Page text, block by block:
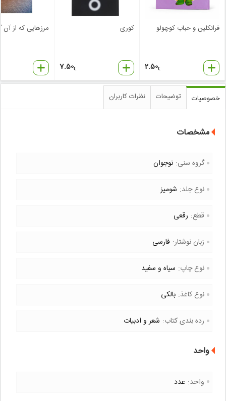
فرانکلین و حباب کوچولو
2.50€
کوری
7.50€
مرزهایی که از
خصوصیات توضیحات نظرات کاربران
مشخصات
گروه سنی: نوجوان
نوع جلد: شومیز
قطع: رقعی
زبان نوشتار: فارسی
نوع چاپ: سیاه و سفید
نوع کاغذ: بالکی
رده بندی کتاب: شعر و ادبیات
واحد
واحد: عدد